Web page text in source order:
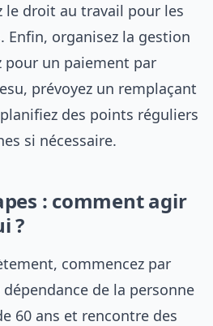
le droit au travail pour les
Enfin, organisez la gestion
un paiement par
prévoyez un remplaçant
planifiez des points réguliers
si nécessaire.
: comment agir
?
commencez par
de la personne
60 ans et rencontre des